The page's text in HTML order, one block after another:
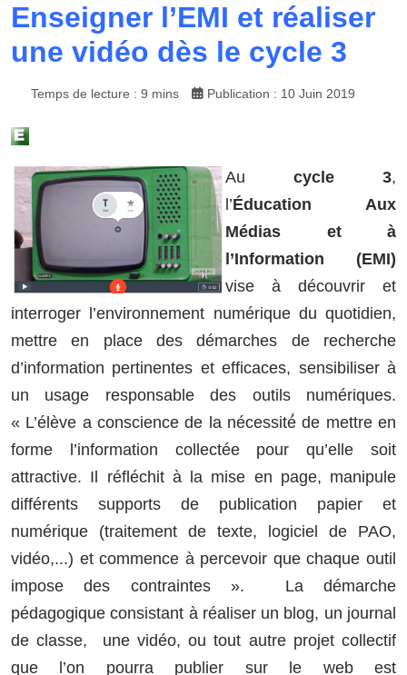
Enseigner l’EMI et réaliser
une vidéo dès le cycle 3
Temps de lecture : 9 mins Publication : 10 Juin 2019
Au cycle 3,
l’Éducation Aux
Médias et à
l’Information (EMI)
vise à découvrir et
interroger l’environnement numérique du quotidien,
mettre en place des démarches de recherche
d’information pertinentes et efficaces, sensibiliser à
un usage responsable des outils numériques.
« L’élève a conscience de la nécessité́ de mettre en
forme l’information collectée pour qu’elle soit
attractive. Il réfléchit à la mise en page, manipule
différents supports de publication papier et
numérique (traitement de texte, logiciel de PAO,
vidéo,...) et commence à percevoir que chaque outil
impose des contraintes ». La démarche
pédagogique consistant à réaliser un blog, un journal
de classe, une vidéo, ou tout autre projet collectif
que l’on pourra publier sur le web est